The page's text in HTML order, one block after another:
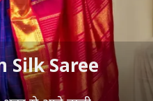
Kanchipuram Silk Saree